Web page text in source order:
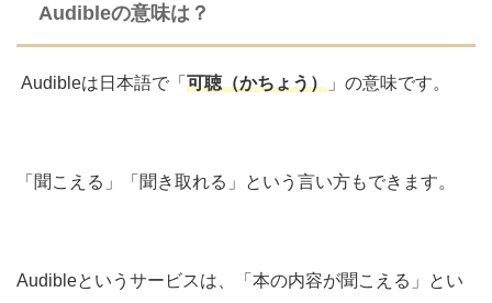
Audibleの意味は？
Audibleは日本語で「 可聴（かちょう） 」の意味です。
「聞こえる」「聞き取れる」という言い方もできます。
Audibleというサービスは、「本の内容が聞こえる」とい